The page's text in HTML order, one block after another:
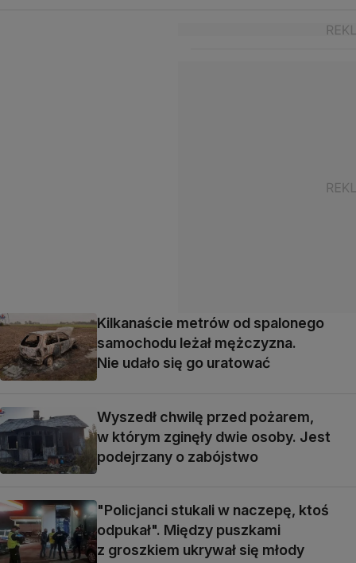
Kilkanaście metrów od spalonego
samochodu leżał mężczyzna.
Nie udało się go uratować
Wyszedł chwilę przed pożarem,
w którym zginęły dwie osoby. Jest
podejrzany o zabójstwo
"Policjanci stukali w naczepę, ktoś
odpukał". Między puszkami
z groszkiem ukrywał się młody